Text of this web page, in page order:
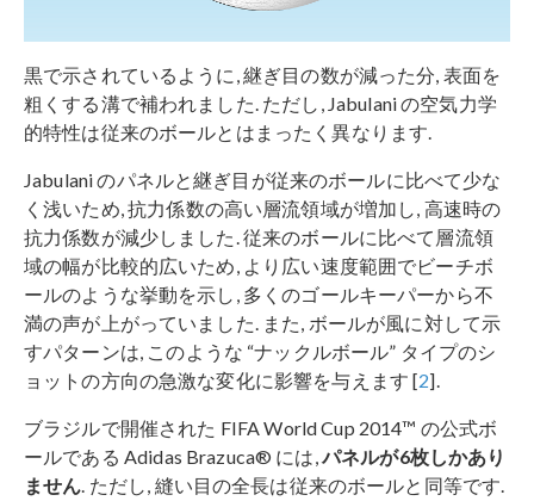
黒で示されているように, 継ぎ目の数が減った分, 表面を
粗くする溝で補われました. ただし, Jabulani の空気力学
的特性は従来のボールとはまったく異なります.
Jabulani のパネルと継ぎ目が従来のボールに比べて少な
く浅いため, 抗力係数の高い層流領域が増加し, 高速時の
抗力係数が減少しました. 従来のボールに比べて層流領
域の幅が比較的広いため, より広い速度範囲でビーチボ
ールのような挙動を示し, 多くのゴールキーパーから不
満の声が上がっていました. また, ボールが風に対して示
すパターンは, このような “ナックルボール” タイプのシ
ョットの方向の急激な変化に影響を与えます [2].
ブラジルで開催された FIFA World Cup 2014™ の公式ボ
ールである Adidas Brazuca® には,パネルが6枚しかあり
ません. ただし, 縫い目の全長は従来のボールと同等です.